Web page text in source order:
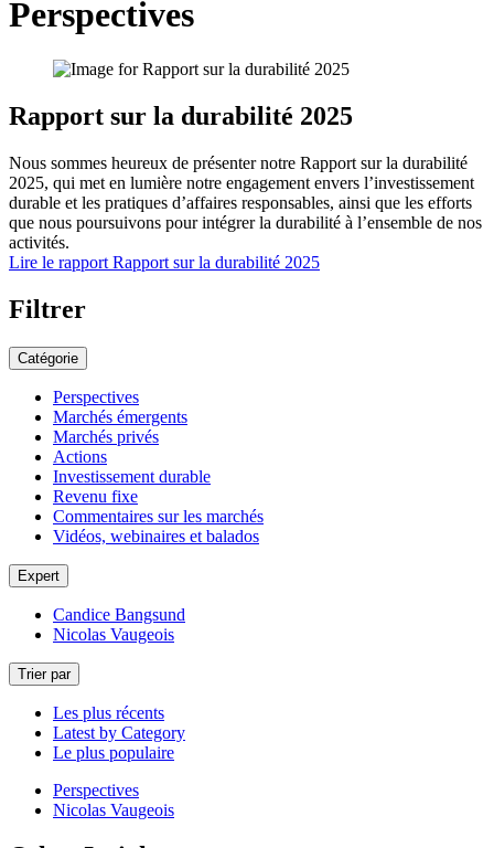
Perspectives
Rapport sur la durabilité 2025
Nous sommes heureux de présenter notre Rapport sur la durabilité
2025, qui met en lumière notre engagement envers l’investissement
durable et les pratiques d’affaires responsables, ainsi que les efforts
que nous poursuivons pour intégrer la durabilité à l’ensemble de nos
activités.
Lire le rapport Rapport sur la durabilité 2025
Filtrer
Catégorie
Perspectives
Marchés émergents
Marchés privés
Actions
Investissement durable
Revenu fixe
Commentaires sur les marchés
Vidéos, webinaires et balados
Expert
Candice Bangsund
Nicolas Vaugeois
Trier par
Les plus récents
Latest by Category
Le plus populaire
Perspectives
Nicolas Vaugeois